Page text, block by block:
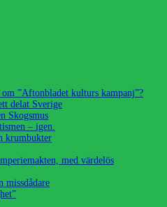
”Aftonbladet kulturs kampanj”?
delat Sverige
Skogsmus
– igen.
krumbukter
med värdelös
missdådare